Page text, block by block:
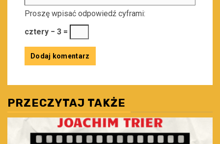
Proszę wpisać odpowiedź cyframi:
cztery − 3 =
PRZECZYTAJ TAKŻE